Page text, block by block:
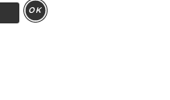
OK